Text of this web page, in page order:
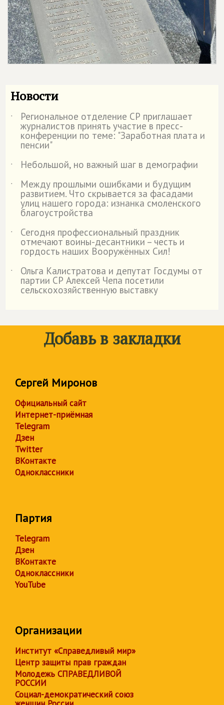
Новости
˙ Региональное отделение СР приглашает
журналистов принять участие в пресс-
конференции по теме: "Заработная плата и
пенсии"
˙
Небольшой, но важный шаг в демографии
˙
Между прошлыми ошибками и будущим
развитием. Что скрывается за фасадами
улиц нашего города: изнанка смоленского
благоустройства
˙
Сегодня профессиональный праздник
отмечают воины-десантники – честь и
гордость наших Вооружённых Сил!
˙
Ольга Калистратова и депутат Госдумы от
партии СР Алексей Чепа посетили
сельскохозяйственную выставку
Добавь в закладки
Сергей Миронов
Официальный сайт
Интернет-приёмная
Telegram
Дзен
Twitter
ВКонтакте
Одноклассники
Партия
Telegram
Дзен
ВКонтакте
Одноклассники
YouTube
Организации
Институт «Справедливый мир»
Центр защиты прав граждан
Молодежь СПРАВЕДЛИВОЙ
РОССИИ
Социал-демократический союз